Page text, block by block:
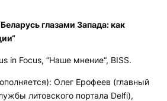
глазами Запада: как
in Focus, “Наше мнение“, BISS.
Олег Ерофеев (главный
литовского портала Delfi),